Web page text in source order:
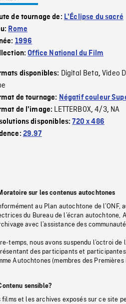
de tournage de: L'Éclipse du sacré
Rome
1996
Office National du Film
disponibles: Digital Beta,Video
de tournage: Négatif couleur
de l'image: LETTERBOX,4/3, NA
disponibles:720 x 486
29.97
sur les contenus autochtones
au Plan autochtone de l’ONF,
du Bureau de l’écran autochtone,
avec l’assistance des
temps, nous avons suspendu l’octroi
des participants et
Autochtones (membres des Premières
sensible?
films et les archives exposés sur ce site